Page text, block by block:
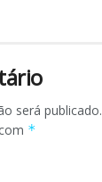
será publicado.
*